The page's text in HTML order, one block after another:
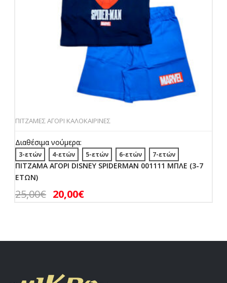
ΠΙΤΖΑΜΕΣ ΑΓΟΡΙ ΚΑΛΟΚΑΙΡΙΝΕΣ
Διαθέσιμα νούμερα:
3-ετών 4-ετών 5-ετών 6-ετών 7-ετών
ΠΙΤΖΑΜΑ ΑΓΟΡΙ DISNEY SPIDERMAN 001111 ΜΠΛΕ (3-7
ΕΤΩΝ)
25,00€ 20,00€